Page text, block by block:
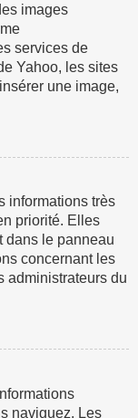
images
services de
Yahoo, les sites
une image,
informations très
priorité. Elles
dans le panneau
concernant les
administrateurs du
naviguez. Les